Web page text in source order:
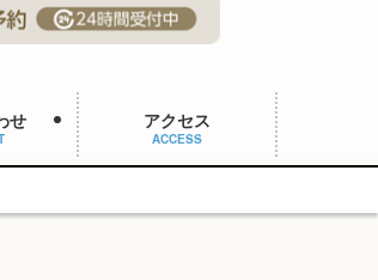
せ アクセス
ACCESS